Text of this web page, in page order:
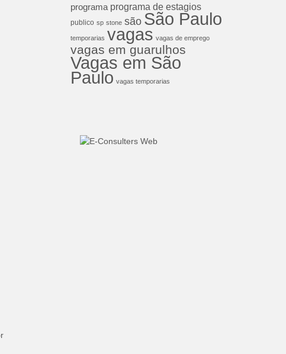
programa programa de estagios
publico sp stone são São Paulo
temporarias vagas vagas de emprego
vagas em guarulhos
Vagas em São
Paulo vagas temporarias